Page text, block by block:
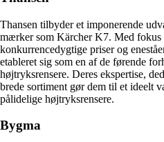
Thansen tilbyder et imponerende
mærker som Kärcher K7. Med fokus
konkurrencedygtige priser og
etableret sig som en af de førende
højtryksrensere. Deres ekspertise,
brede sortiment gør dem til et ideelt
pålidelige højtryksrensere.
Bygma